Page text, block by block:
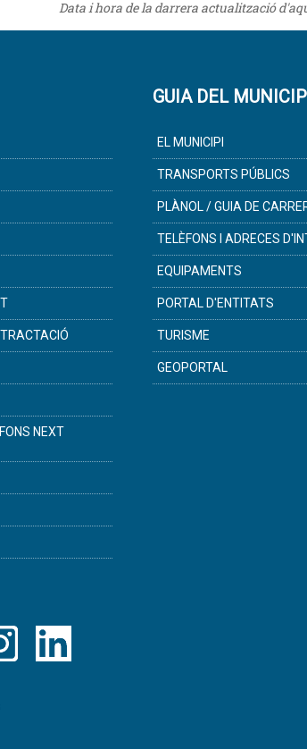
Data i hora de la darrera actualització
NEXT
GUIA DEL
EL MUNICIPI
TRANSPORTS PÚBLICS
PLÀNOL / GUIA DE
TELÈFONS I ADRECES
EQUIPAMENTS
PORTAL D'ENTITATS
TURISME
GEOPORTAL